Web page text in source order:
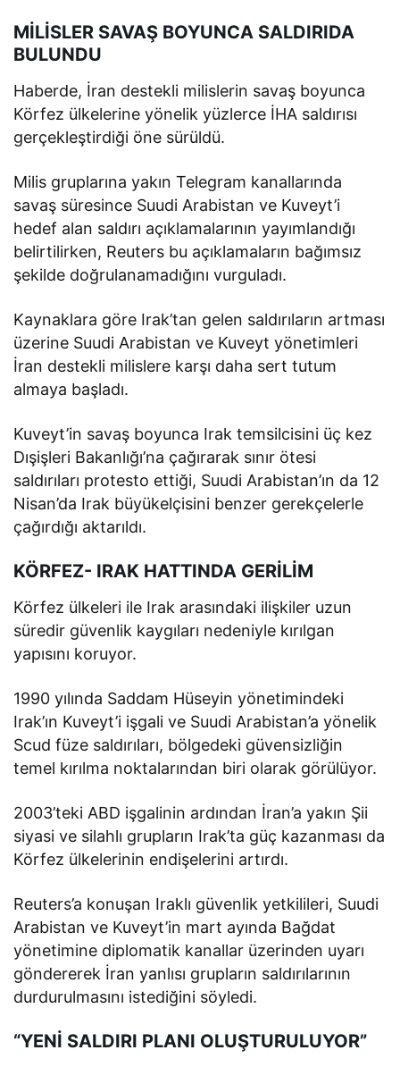
MİLİSLER SAVAŞ BOYUNCA SALDIRIDA
BULUNDU
Haberde, İran destekli milislerin savaş boyunca
Körfez ülkelerine yönelik yüzlerce İHA saldırısı
gerçekleştirdiği öne sürüldü.
Milis gruplarına yakın Telegram kanallarında
savaş süresince Suudi Arabistan ve Kuveyt’i
hedef alan saldırı açıklamalarının yayımlandığı
belirtilirken, Reuters bu açıklamaların bağımsız
şekilde doğrulanamadığını vurguladı.
Kaynaklara göre Irak’tan gelen saldırıların artması
üzerine Suudi Arabistan ve Kuveyt yönetimleri
İran destekli milislere karşı daha sert tutum
almaya başladı.
Kuveyt’in savaş boyunca Irak temsilcisini üç kez
Dışişleri Bakanlığı’na çağırarak sınır ötesi
saldırıları protesto ettiği, Suudi Arabistan’ın da 12
Nisan’da Irak büyükelçisini benzer gerekçelerle
çağırdığı aktarıldı.
KÖRFEZ- IRAK HATTINDA GERİLİM
Körfez ülkeleri ile Irak arasındaki ilişkiler uzun
süredir güvenlik kaygıları nedeniyle kırılgan
yapısını koruyor.
1990 yılında Saddam Hüseyin yönetimindeki
Irak’ın Kuveyt’i işgali ve Suudi Arabistan’a yönelik
Scud füze saldırıları, bölgedeki güvensizliğin
temel kırılma noktalarından biri olarak görülüyor.
2003’teki ABD işgalinin ardından İran’a yakın Şii
siyasi ve silahlı grupların Irak’ta güç kazanması da
Körfez ülkelerinin endişelerini artırdı.
Reuters’a konuşan Iraklı güvenlik yetkilileri, Suudi
Arabistan ve Kuveyt’in mart ayında Bağdat
yönetimine diplomatik kanallar üzerinden uyarı
göndererek İran yanlısı grupların saldırılarının
durdurulmasını istediğini söyledi.
“YENİ SALDIRI PLANI OLUŞTURULUYOR”